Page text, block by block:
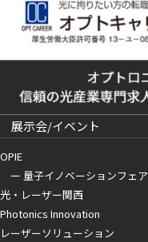
展示会/イベント
OPIE
ー 量子イノベーションフェア
光・レーザー関西
Photonics Innovation
レーザーソリューション